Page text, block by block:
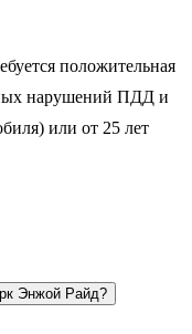
положительная
нарушений ПДД и
или от 25 лет
Энжой Райд?